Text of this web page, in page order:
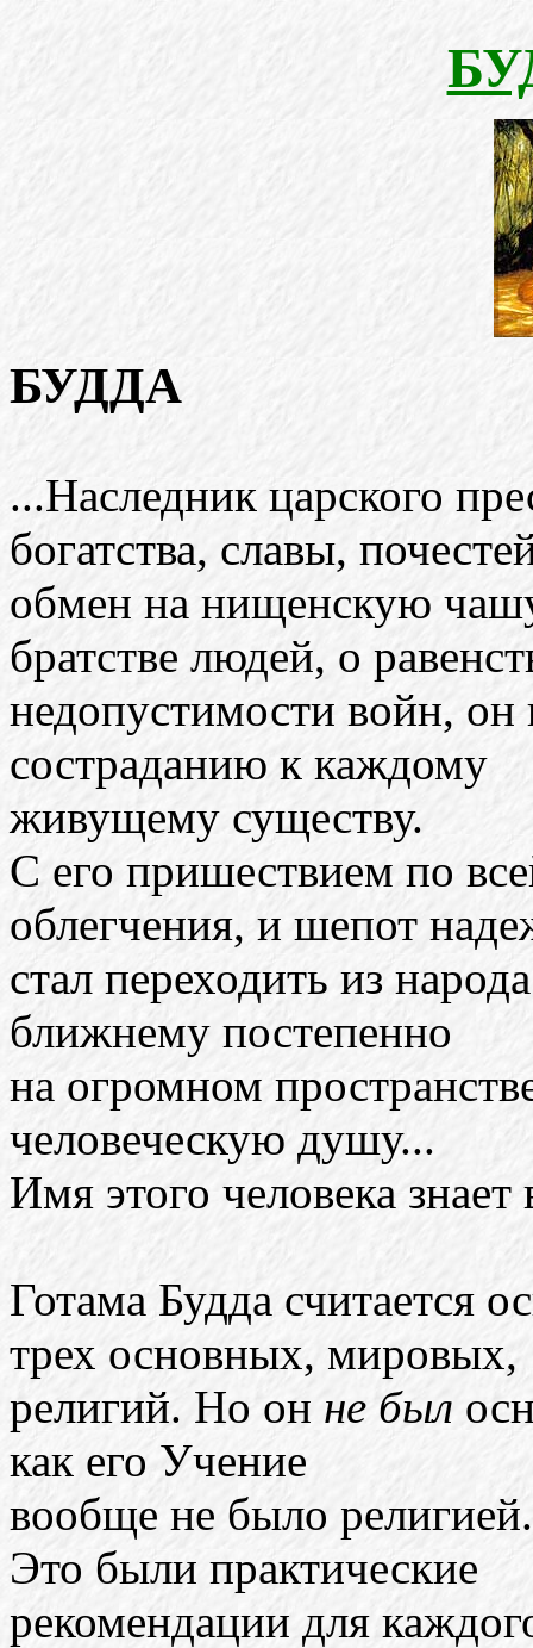
БУДДА
...Наследник царского
богатства, славы,
обмен на нищенскую
братстве людей, о
недопустимости войн,
состраданию к каждому
живущему существу.
С его пришествием по
облегчения, и шепот
стал переходить из
ближнему постепенно
на огромном
человеческую душу...
Имя этого человека
Готама Будда считается
трех основных, мировых,
религий. Но он не был
как его Учение
вообще не было
Это были практические
рекомендации для